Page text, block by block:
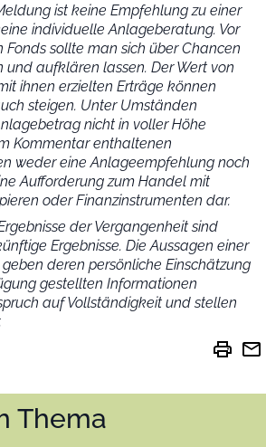
ist keine Empfehlung zu einer
individuelle Anlageberatung. Vor
sollte man sich über Chancen
und aufklären lassen. Der Wert von
ihnen erzielten Erträge können
steigen. Unter Umständen
nicht in voller Höhe
Kommentar enthaltenen
weder eine Anlageempfehlung noch
Aufforderung zum Handel mit
oder Finanzinstrumenten dar.
der Vergangenheit sind
Ergebnisse. Die Aussagen einer
deren persönliche Einschätzung
gestellten Informationen
auf Vollständigkeit und stellen
print mail
Thema